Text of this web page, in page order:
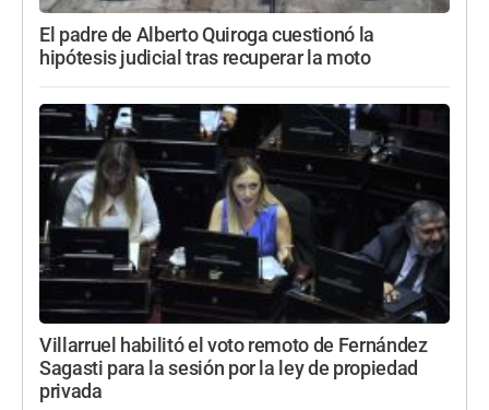
El padre de Alberto Quiroga cuestionó la
hipótesis judicial tras recuperar la moto
Villarruel habilitó el voto remoto de Fernández
Sagasti para la sesión por la ley de propiedad
privada